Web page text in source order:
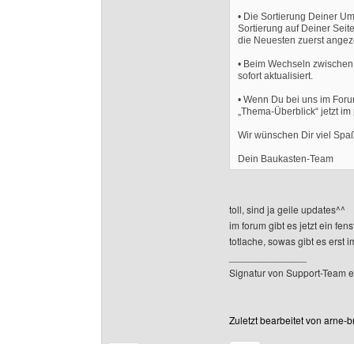
• Die Sortierung Deiner
Sortierung auf Deiner
die Neuesten zuerst
• Beim Wechseln
sofort aktualisiert.
• Wenn Du bei uns im
„Thema-Überblick“ jetzt
Wir wünschen Dir viel
Dein Baukasten-Team
toll, sind ja geile updates^^
im forum gibt es jetzt ein
totlache, sowas gibt es erst
Signatur von Support-Team
Zuletzt bearbeitet von arne-